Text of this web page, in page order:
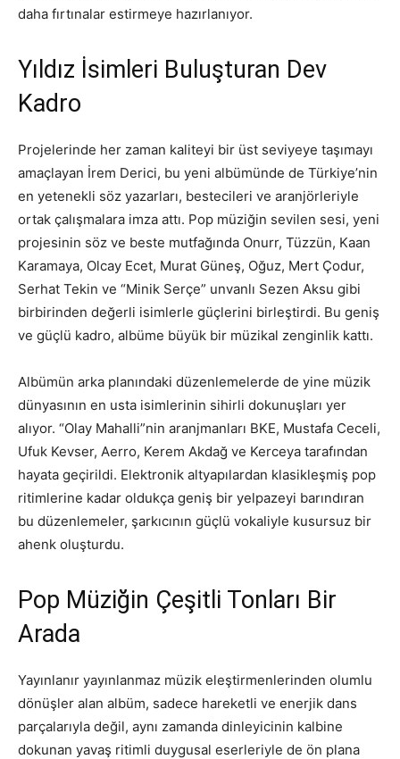
daha fırtınalar estirmeye hazırlanıyor.
Yıldız İsimleri Buluşturan Dev
Kadro
Projelerinde her zaman kaliteyi bir üst seviyeye taşımayı
amaçlayan İrem Derici, bu yeni albümünde de Türkiye’nin
en yetenekli söz yazarları, bestecileri ve aranjörleriyle
ortak çalışmalara imza attı. Pop müziğin sevilen sesi, yeni
projesinin söz ve beste mutfağında Onurr, Tüzzün, Kaan
Karamaya, Olcay Ecet, Murat Güneş, Oğuz, Mert Çodur,
Serhat Tekin ve “Minik Serçe” unvanlı Sezen Aksu gibi
birbirinden değerli isimlerle güçlerini birleştirdi. Bu geniş
ve güçlü kadro, albüme büyük bir müzikal zenginlik kattı.
Albümün arka planındaki düzenlemelerde de yine müzik
dünyasının en usta isimlerinin sihirli dokunuşları yer
alıyor. “Olay Mahalli”nin aranjmanları BKE, Mustafa Ceceli,
Ufuk Kevser, Aerro, Kerem Akdağ ve Kerceya tarafından
hayata geçirildi. Elektronik altyapılardan klasikleşmiş pop
ritimlerine kadar oldukça geniş bir yelpazeyi barındıran
bu düzenlemeler, şarkıcının güçlü vokaliyle kusursuz bir
ahenk oluşturdu.
Pop Müziğin Çeşitli Tonları Bir
Arada
Yayınlanır yayınlanmaz müzik eleştirmenlerinden olumlu
dönüşler alan albüm, sadece hareketli ve enerjik dans
parçalarıyla değil, aynı zamanda dinleyicinin kalbine
dokunan yavaş ritimli duygusal eserleriyle de ön plana